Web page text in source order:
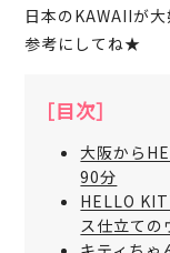
日本のKAWAIIが
参考にしてね★
［目次］
大阪から
90分
HELLO
ス仕立ての